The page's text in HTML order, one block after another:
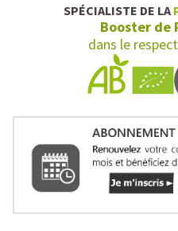
SPÉCIALISTE DE LA
Booster de
dans le